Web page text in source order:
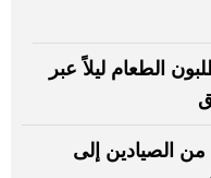
الطعام ليلاً عبر
الصيادين إلى